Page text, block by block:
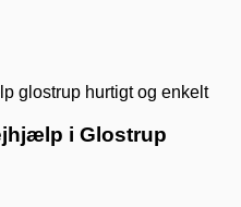
i Glostrup